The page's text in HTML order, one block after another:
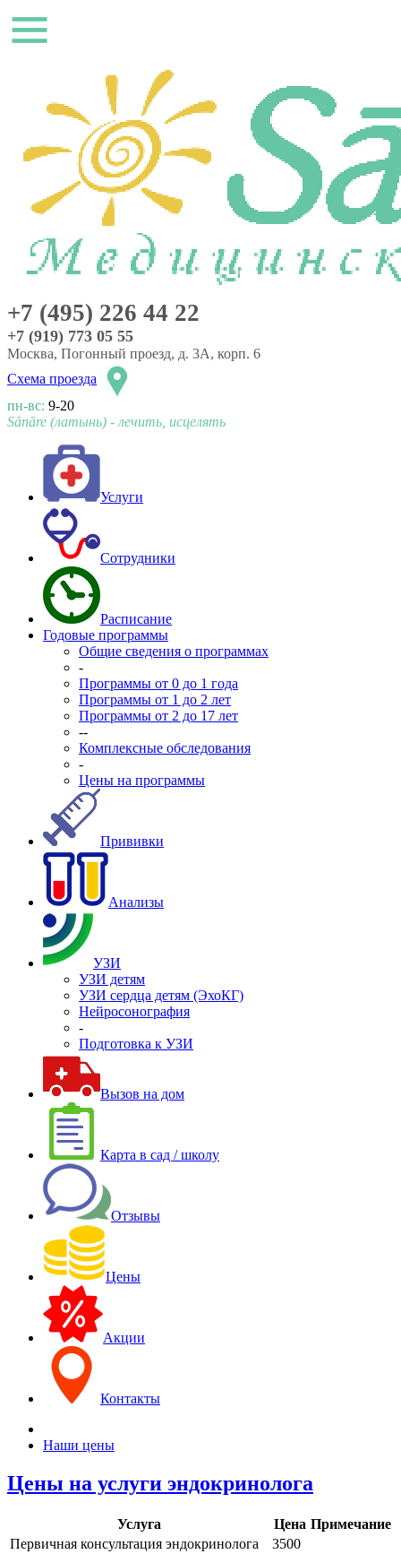
+7 (495) 226 44 22
+7 (919) 773 05 55
Москва, Погонный проезд, д. 3А, корп. 6
Схема проезда
пн-вс: 9-20
Sānāre (латынь) - лечить, исцелять
Услуги
Сотрудники
Расписание
Годовые программы
Общие сведения о программах
-
Программы от 0 до 1 года
Программы от 1 до 2 лет
Программы от 2 до 17 лет
--
Комплексные обследования
-
Цены на программы
Прививки
Анализы
УЗИ
УЗИ детям
УЗИ сердца детям (ЭхоКГ)
Нейросонография
-
Подготовка к УЗИ
Вызов на дом
Карта в сад / школу
Отзывы
Цены
Акции
Контакты
Наши цены
Цены на услуги эндокринолога
Услуга Цена Примечание
Первичная консультация эндокринолога
3500